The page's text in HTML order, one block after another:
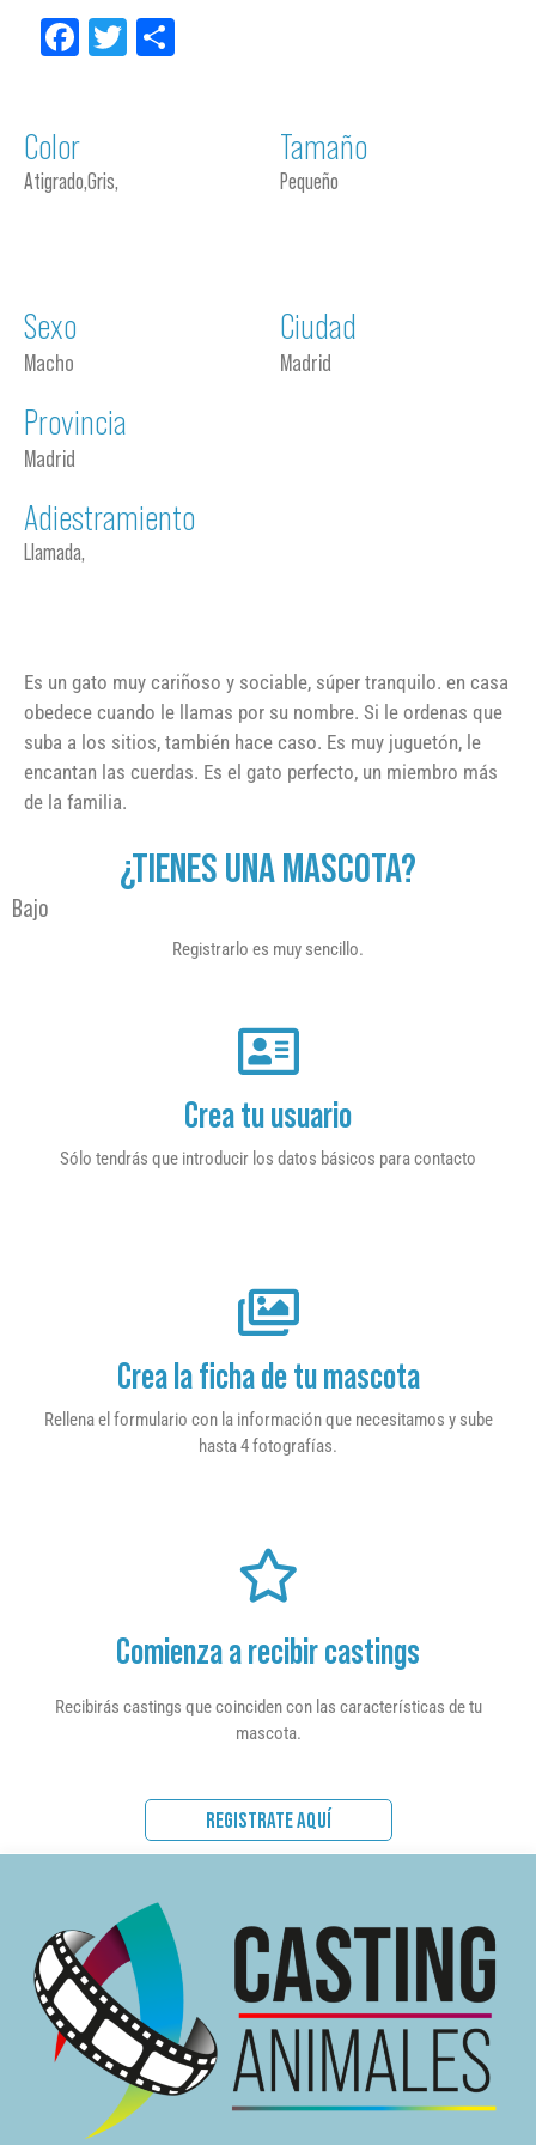
Facebook
Twitter
Color
Atigrado,Gris,
Tamaño
Pequeño
Sexo
Macho
Ciudad
Madrid
Provincia
Madrid
Adiestramiento
Llamada,
Es un gato muy cariñoso y sociable, súper tranquilo. en casa
obedece cuando le llamas por su nombre. Si le ordenas que
suba a los sitios, también hace caso. Es muy juguetón, le
encantan las cuerdas. Es el gato perfecto, un miembro más
de la familia.
¿TIENES UNA MASCOTA?
Bajo
Registrarlo es muy sencillo.
Crea tu usuario
Sólo tendrás que introducir los datos básicos para contacto
Crea la ficha de tu mascota
Rellena el formulario con la información que necesitamos y sube
hasta 4 fotografías.
Comienza a recibir castings
Recibirás castings que coinciden con las características de tu
mascota.
REGISTRATE AQUÍ